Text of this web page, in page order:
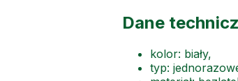
Dane
kolor: biały,
typ: